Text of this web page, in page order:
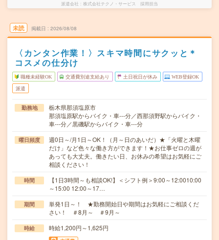
派遣会社 株式会社テクノ・サービス 採用担当
未読 掲載日 2026/08/08
〈カンタン作業！〉スキマ時間にサクッと＊
コスメの仕分け
職種未経験OK 交通費別途支給あり 土日祝日が休み WEB登録OK
派遣
勤務地
栃木県那須塩原市
那須塩原駅からバイク・車---分／西那須野駅からバイク・
車---分／黒磯駅からバイク・車---分
曜日頻度
週0日～/月1日～OK！（月～日のあいだ）★「火曜と木曜
だけ」など色々な働き方ができます！★お仕事ゼロの週が
あっても大丈夫。働きたい日、お休みの希望はお気軽にご
相談ください！
時間
【1日3時間～も相談OK!】＜シフト例＞9:00～12:0010:00
～15:00 12:00～17…
期間
単発1日～！ ★勤務開始日や期間はお気軽にご相談くだ
さい！ ＃8月～ ＃9月～
時給 時給1,200円～1,625円